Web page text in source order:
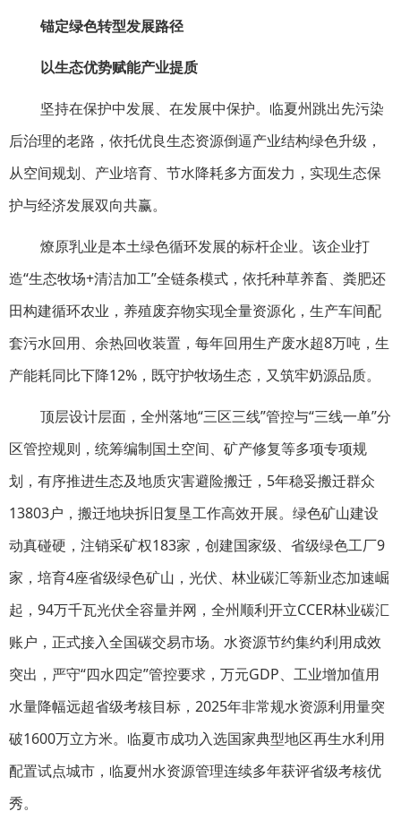
锚定绿色转型发展路径
以生态优势赋能产业提质
坚持在保护中发展、在发展中保护。临夏州跳出先污染
后治理的老路，依托优良生态资源倒逼产业结构绿色升级，
从空间规划、产业培育、节水降耗多方面发力，实现生态保
护与经济发展双向共赢。
燎原乳业是本土绿色循环发展的标杆企业。该企业打
造“生态牧场+清洁加工”全链条模式，依托种草养畜、粪肥还
田构建循环农业，养殖废弃物实现全量资源化，生产车间配
套污水回用、余热回收装置，每年回用生产废水超8万吨，生
产能耗同比下降12%，既守护牧场生态，又筑牢奶源品质。
顶层设计层面，全州落地“三区三线”管控与“三线一单”分
区管控规则，统筹编制国土空间、矿产修复等多项专项规
划，有序推进生态及地质灾害避险搬迁，5年稳妥搬迁群众
13803户，搬迁地块拆旧复垦工作高效开展。绿色矿山建设
动真碰硬，注销采矿权183家，创建国家级、省级绿色工厂9
家，培育4座省级绿色矿山，光伏、林业碳汇等新业态加速崛
起，94万千瓦光伏全容量并网，全州顺利开立CCER林业碳汇
账户，正式接入全国碳交易市场。水资源节约集约利用成效
突出，严守“四水四定”管控要求，万元GDP、工业增加值用
水量降幅远超省级考核目标，2025年非常规水资源利用量突
破1600万立方米。临夏市成功入选国家典型地区再生水利用
配置试点城市，临夏州水资源管理连续多年获评省级考核优
秀。